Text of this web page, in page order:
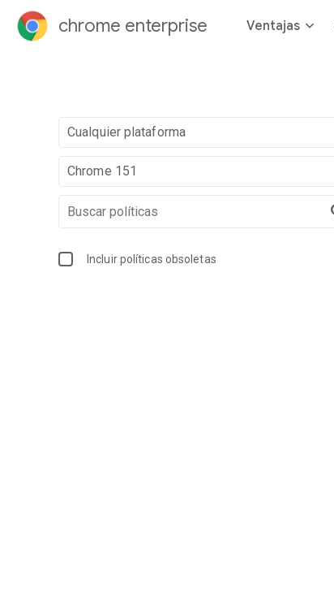
chrome enterprise Ventajas
Cualquier plataforma
Chrome 151
Incluir políticas obsoletas